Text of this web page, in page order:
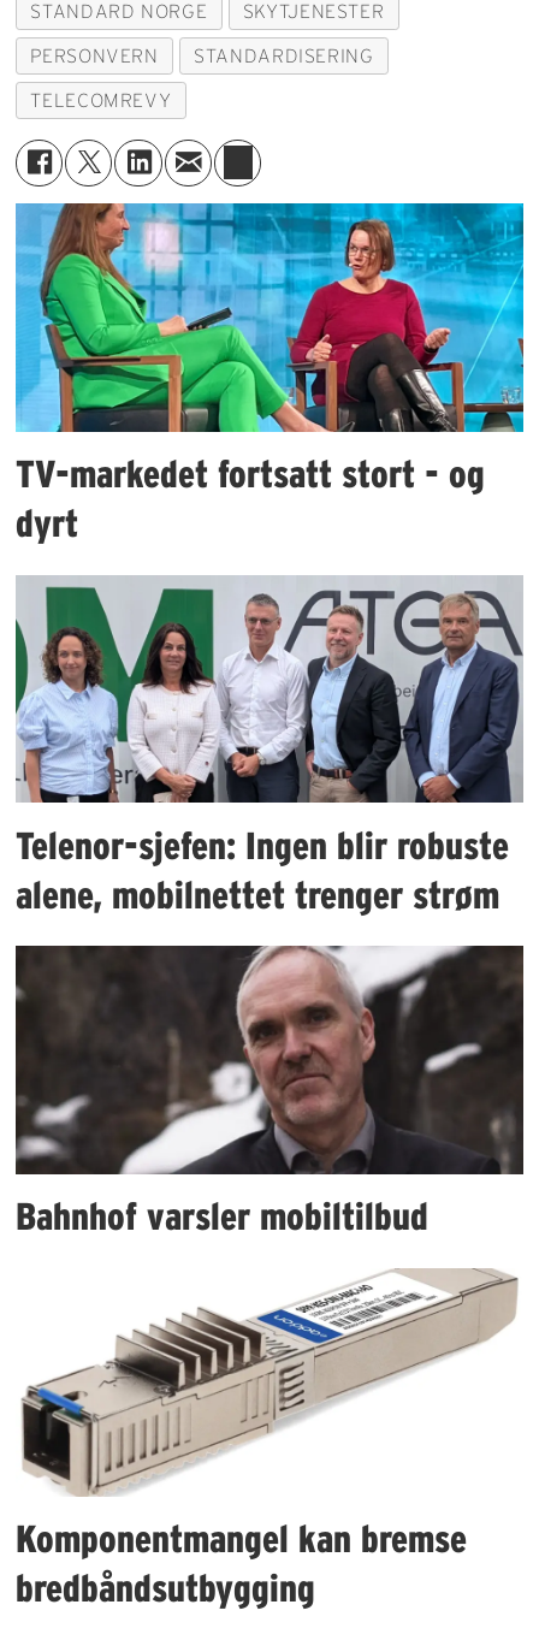
STANDARD NORGE SKYTJENESTER
PERSONVERN STANDARDISERING
TELECOMREVY
TV-markedet fortsatt stort - og
dyrt
Telenor-sjefen: Ingen blir robuste
alene, mobilnettet trenger strøm
Bahnhof varsler mobiltilbud
Komponentmangel kan bremse
bredbåndsutbygging